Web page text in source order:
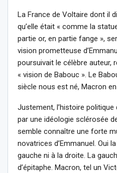
La France de Voltaire dont il
qu’elle était « comme la
partie or, en partie fange »,
vision prometteuse
poursuivait le célèbre auteur,
« vision de Babouc ». Le
siècle nous est né, Macron
Justement, l’histoire
par une idéologie sclérosée
semble connaître une forte
novatrices d’Emmanuel. Oui
gauche ni à la droite. La
d’épitaphe. Macron, tel un